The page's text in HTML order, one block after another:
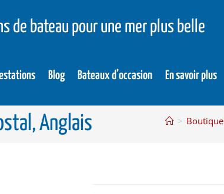
de bateau pour une mer plus belle
Blog Bateaux d’occasion En savoir plus
Anglais > Boutique